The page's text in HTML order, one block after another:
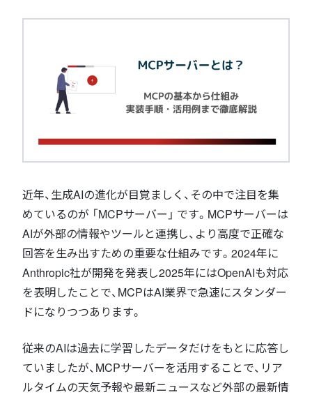
近年、生成AIの進化が目覚ましく、その中で注目を集
めているのが 「MCPサーバー」 です。MCPサーバーは
AIが外部の情報やツールと連携し、より高度で正確な
回答を生み出すための重要な仕組みです。2024年に
Anthropic社が開発を発表し2025年にはOpenAIも対応
を表明したことで、MCPはAI業界で急速にスタンダー
ドになりつつあります。
従来のAIは過去に学習したデータだけをもとに応答し
ていましたが、MCPサーバーを活用することで、リア
ルタイムの天気予報や最新ニュースなど外部の最新情